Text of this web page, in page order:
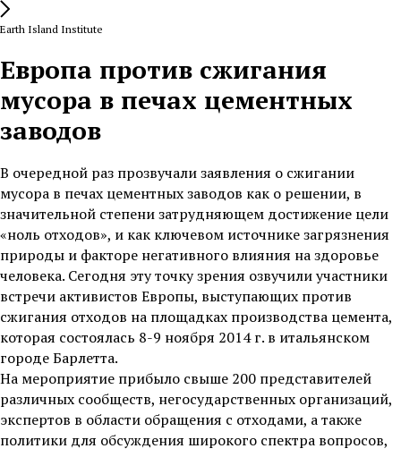
Earth Island Institute
Европа против сжигания
мусора в печах цементных
заводов
В очередной раз прозвучали заявления о сжигании
мусора в печах цементных заводов как о решении, в
значительной степени затрудняющем достижение цели
«ноль отходов», и как ключевом источнике загрязнения
природы и факторе негативного влияния на здоровье
человека. Сегодня эту точку зрения озвучили участники
встречи активистов Европы, выступающих против
сжигания отходов на площадках производства цемента,
которая состоялась 8-9 ноября 2014 г. в итальянском
городе Барлетта.
На мероприятие прибыло свыше 200 представителей
различных сообществ, негосударственных организаций,
экспертов в области обращения с отходами, а также
политики для обсуждения широкого спектра вопросов,